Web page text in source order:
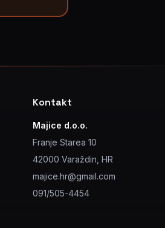
Kontakt
Majice d.o.o.
Franje Starea 10
42000 Varaždin, HR
majice.hr@gmail.com
091/505-4454